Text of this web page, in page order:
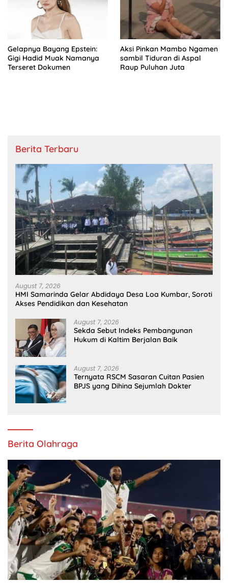
Gelapnya Bayang Epstein:
Gigi Hadid Muak Namanya
Terseret Dokumen
Aksi Pinkan Mambo Ngamen
sambil Tiduran di Aspal
Raup Puluhan Juta
Berita Terbaru
August 7, 2026
HMI Samarinda Gelar Abdidaya Desa Loa Kumbar, Soroti
Akses Pendidikan dan Kesehatan
August 7, 2026
Sekda Sebut Indeks Pembangunan
Hukum di Kaltim Berjalan Baik
August 7, 2026
Ternyata RSCM Sasaran Cuitan Pasien
BPJS yang Dihina Sejumlah Dokter
Berita Olahraga